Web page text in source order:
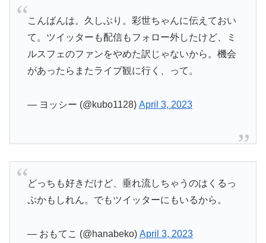
こんばんは。久しぶり。彩世ちゃんに伝えておい
て。ツイッターも配信もフォロー外したけど、ミ
ルスフェのファンをやめた訳じゃないから。機会
があったらまたライブ観に行く、って。
— ヨッシー (@kubo1128) April 3, 2023
どっちも好きだけど、垂れ流しちゃうのはくるっ
ぷかもしれん。でもツイッターにもいるから。
— おもてこ (@hanabeko) April 3, 2023